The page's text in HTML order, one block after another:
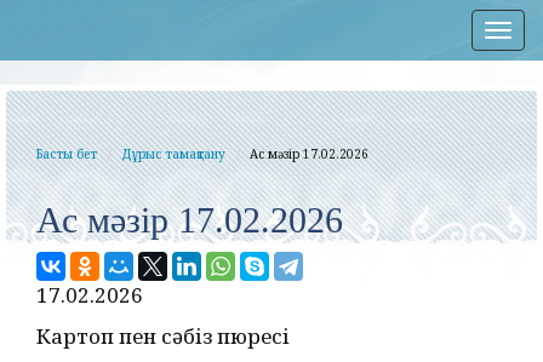
Басты бет Дұрыс тамақтану Ас мәзір 17.02.2026
Ас мәзір 17.02.2026
17.02.2026
Картоп пен сәбіз пюресі